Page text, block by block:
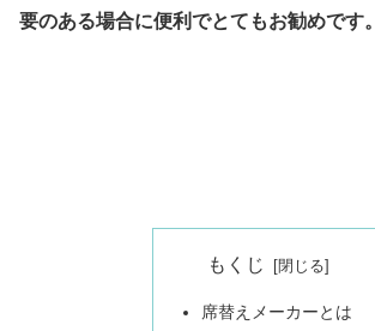
要のある場合に便利でとてもお勧めです。
もくじ
席替えメーカーとは